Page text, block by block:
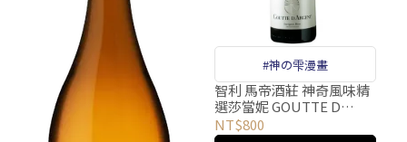
#神の雫漫畫
智利 馬帝酒莊 神奇風味精
選莎當妮 GOUTTE D
ARGENT CHARDONNAY
NT$800